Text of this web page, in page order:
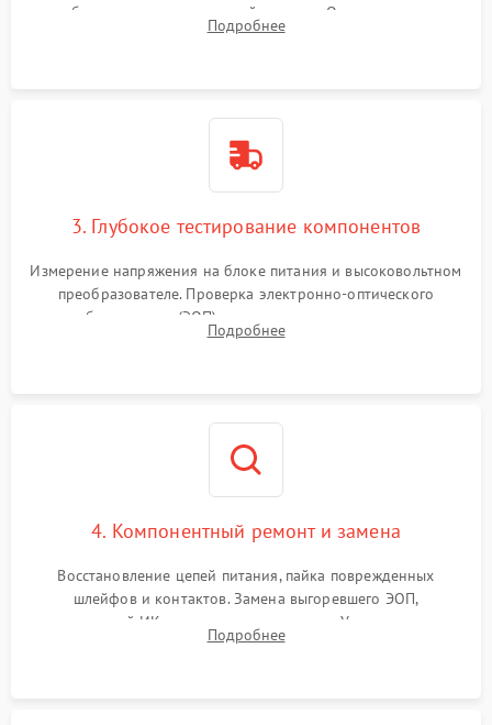
преобразователя и оптической системы. Осмотр контактов
на окисление и проверка целостности уплотнительных
Подробнее
3. Глубокое тестирование компонентов
Измерение напряжения на блоке питания и высоковольтном
преобразователе. Проверка электронно-оптического
преобразователя (ЭОП) на стенде на предмет эмиссии,
шумов и засветок. Диагностика микросхем цифровых
Подробнее
4. Компонентный ремонт и замена
Восстановление цепей питания, пайка поврежденных
шлейфов и контактов. Замена выгоревшего ЭОП,
неисправной ИК-подсветки или матрицы. Ультразвуковая
очистка плат и удаление загрязнений с линз объектива и
Подробнее